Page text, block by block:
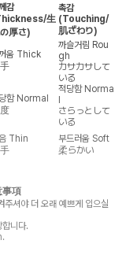
감
生
厚さ)
촉감
(Touching/
肌ざわり)
움 Thick
까슬거림 Rou
gh
カサカサして
いる
함 Normal
적당함 Norma
さらっとして
いる
Thin
부드러움 Soft
柔らかい
事項
주셔야 더 오래 예쁘게 입으실
니다.